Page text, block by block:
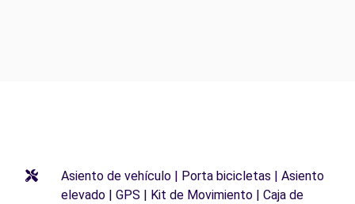
Asiento de vehículo | Porta bicicletas | Asiento
elevado | GPS | Kit de Movimiento | Caja de